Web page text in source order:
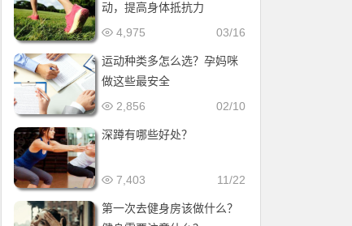
动，提高身体抵抗力
03/16
4,975
运动种类多怎么选？孕妈咪
做这些最安全
02/10
2,856
深蹲有哪些好处？
11/22
7,403
第一次去健身房该做什么？